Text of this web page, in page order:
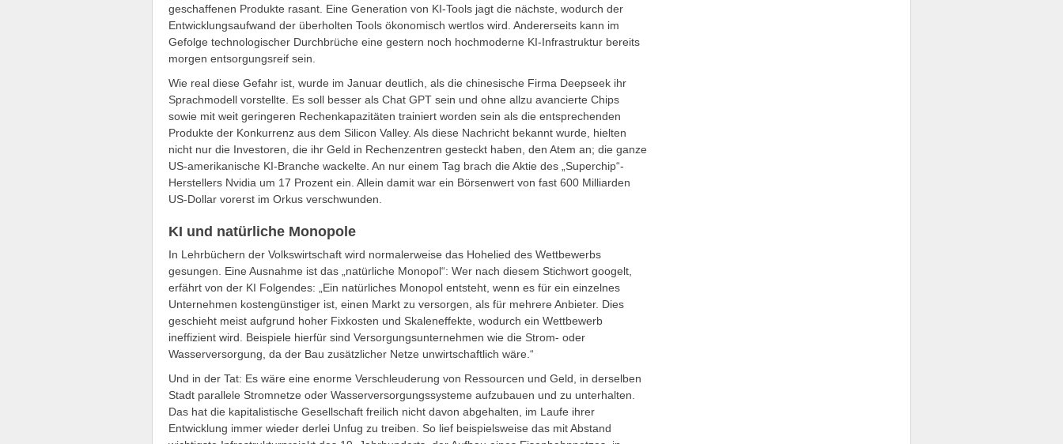
geschaffenen Produkte rasant. Eine Generation von KI-Tools jagt die nächste, wodurch der
Entwicklungsaufwand der überholten Tools ökonomisch wertlos wird. Andererseits kann im
Gefolge technologischer Durchbrüche eine gestern noch hochmoderne KI-Infrastruktur bereits
morgen entsorgungsreif sein.
Wie real diese Gefahr ist, wurde im Januar deutlich, als die chinesische Firma Deepseek ihr
Sprachmodell vorstellte. Es soll besser als Chat GPT sein und ohne allzu avancierte Chips
sowie mit weit geringeren Rechenkapazitäten trainiert worden sein als die entsprechenden
Produkte der Konkurrenz aus dem Silicon Valley. Als diese Nachricht bekannt wurde, hielten
nicht nur die Investoren, die ihr Geld in Rechenzentren gesteckt haben, den Atem an; die ganze
US-amerikanische KI-Branche wackelte. An nur einem Tag brach die Aktie des „Superchip“-
Herstellers Nvidia um 17 Prozent ein. Allein damit war ein Börsenwert von fast 600 Milliarden
US-Dollar vorerst im Orkus verschwunden.
KI und natürliche Monopole
In Lehrbüchern der Volkswirtschaft wird normalerweise das Hohelied des Wettbewerbs
gesungen. Eine Ausnahme ist das „natürliche Monopol“: Wer nach diesem Stichwort googelt,
erfährt von der KI Folgendes: „Ein natürliches Monopol entsteht, wenn es für ein einzelnes
Unternehmen kostengünstiger ist, einen Markt zu versorgen, als für mehrere Anbieter. Dies
geschieht meist aufgrund hoher Fixkosten und Skaleneffekte, wodurch ein Wettbewerb
ineffizient wird. Beispiele hierfür sind Versorgungsunternehmen wie die Strom- oder
Wasserversorgung, da der Bau zusätzlicher Netze unwirtschaftlich wäre.“
Und in der Tat: Es wäre eine enorme Verschleuderung von Ressourcen und Geld, in derselben
Stadt parallele Stromnetze oder Wasserversorgungssysteme aufzubauen und zu unterhalten.
Das hat die kapitalistische Gesellschaft freilich nicht davon abgehalten, im Laufe ihrer
Entwicklung immer wieder derlei Unfug zu treiben. So lief beispielsweise das mit Abstand